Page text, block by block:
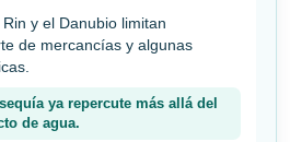
y el Danubio limitan
de mercancías y algunas
ya repercute más allá del
de agua.